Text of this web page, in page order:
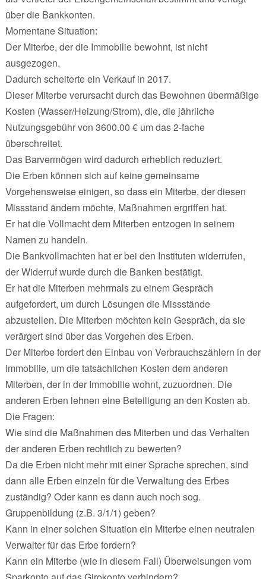
über die Bankkonten.
Momentane Situation:
Der Miterbe, der die Immobilie bewohnt, ist nicht
ausgezogen.
Dadurch scheiterte ein Verkauf in 2017.
Dieser Miterbe verursacht durch das Bewohnen übermäßige
Kosten (Wasser/Heizung/Strom), die, die jährliche
Nutzungsgebühr von 3600.00 € um das 2-fache
überschreitet.
Das Barvermögen wird dadurch erheblich reduziert.
Die Erben können sich auf keine gemeinsame
Vorgehensweise einigen, so dass ein Miterbe, der diesen
Missstand ändern möchte, Maßnahmen ergriffen hat.
Er hat die Vollmacht dem Miterben entzogen in seinem
Namen zu handeln.
Die Bankvollmachten hat er bei den Instituten widerrufen,
der Widerruf wurde durch die Banken bestätigt.
Er hat die Miterben mehrmals zu einem Gespräch
aufgefordert, um durch Lösungen die Missstände
abzustellen. Die Miterben möchten kein Gespräch, da sie
verärgert sind über das Vorgehen des Erben.
Der Miterbe fordert den Einbau von Verbrauchszählern in der
Immobilie, um die tatsächlichen Kosten dem anderen
Miterben, der in der Immobilie wohnt, zuzuordnen. Die
anderen Erben lehnen eine Beteiligung an den Kosten ab.
Die Fragen:
Wie sind die Maßnahmen des Miterben und das Verhalten
der anderen Erben rechtlich zu bewerten?
Da die Erben nicht mehr mit einer Sprache sprechen, sind
dann alle Erben einzeln für die Verwaltung des Erbes
zuständig? Oder kann es dann auch noch sog.
Gruppenbildung (z.B. 3/1/1) geben?
Kann in einer solchen Situation ein Miterbe einen neutralen
Verwalter für das Erbe fordern?
Kann ein Miterbe (wie in diesem Fall) Überweisungen vom